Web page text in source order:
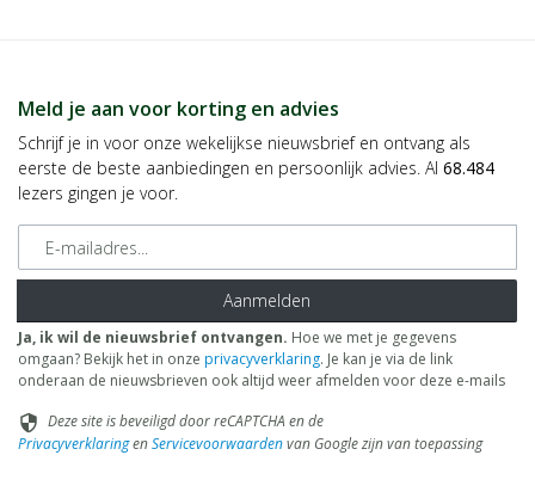
Meld je aan voor korting en advies
Schrijf je in voor onze wekelijkse nieuwsbrief en ontvang als
eerste de beste aanbiedingen en persoonlijk advies. Al 68.484
lezers gingen je voor.
E-mailadres
Aanmelden
Ja, ik wil de nieuwsbrief ontvangen. Hoe we met je gegevens
omgaan? Bekijk het in onze privacyverklaring. Je kan je via de link
onderaan de nieuwsbrieven ook altijd weer afmelden voor deze e-mails
security Deze site is beveiligd door reCAPTCHA en de
PrivacyverklaringenServicevoorwaardenvan Google zijn van toepassing